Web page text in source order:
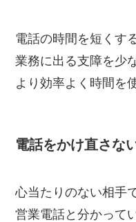
電話の時間を短くす
業務に出る支障を少
より効率よく時間を
電話をかけ直さな
心当たりのない相手
営業電話と分かって